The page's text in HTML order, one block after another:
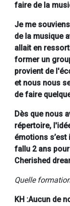
faire de la
Je me
de la musique
allait en
former un
provient de
et nous nous
de faire
Dès que nous
répertoire,
émotions
fallu 2 ans
Cherished
Quelle
KH :Aucun de